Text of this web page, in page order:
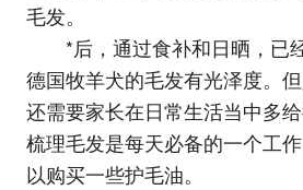
毛发。
*后，通过食补和日晒，已
德国牧羊犬的毛发有光泽度。
还需要家长在日常生活当中多
梳理毛发是每天必备的一个工
以购买一些护毛油。